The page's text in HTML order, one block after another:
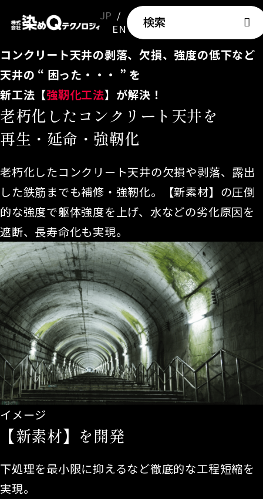
JP
EN
検索
コンクリート天井の剥落、欠損、強度の低下など
天井の “ 困った・・・ ” を
新工法【強靭化工法】が解決！
老朽化したコンクリート天井を
再生・延命・強靭化
老朽化したコンクリート天井の欠損や剥落、露出
した鉄筋までも補修・強靭化。【新素材】の圧倒
的な強度で躯体強度を上げ、水などの劣化原因を
遮断、長寿命化も実現。
イメージ
【新素材】を開発
下処理を最小限に抑えるなど徹底的な工程短縮を
実現。